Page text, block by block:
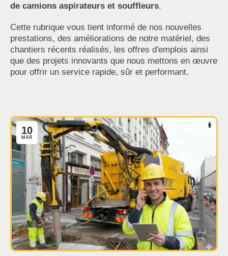
de camions aspirateurs et souffleurs.
Cette rubrique vous tient informé de nos nouvelles
prestations, des améliorations de notre matériel, des
chantiers récents réalisés, les offres d'emplois ainsi
que des projets innovants que nous mettons en œuvre
pour offrir un service rapide, sûr et performant.
10
MAR
0